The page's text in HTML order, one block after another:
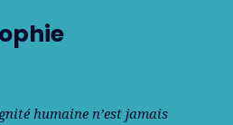
humaine n’est jamais